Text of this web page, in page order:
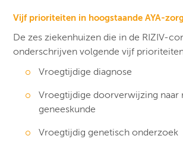
Vijf prioriteiten in hoogstaande AYA-zorg
De zes ziekenhuizen die in de RIZIV-
onderschrijven volgende vijf
Vroegtijdige diagnose ​​
Vroegtijdige doorverwijzing naar
geneeskunde
Vroegtijdig genetisch onderzoek